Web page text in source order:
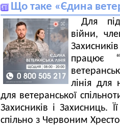
Що таке «Єдина
Для
війни,
працює
лінія для
для ветеранської
Захисників і Захисниць.
спільно з Червоним